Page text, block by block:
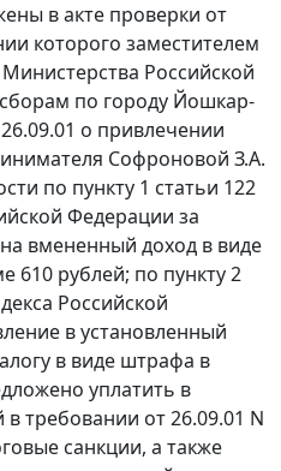
в акте проверки от
которого заместителем
Российской
по городу Йошкар-
о привлечении
Софроновой З.А.
по пункту 1 статьи 122
Федерации за
вмененный доход в виде
610 рублей; по пункту 2
Российской
в установленный
в виде штрафа в
уплатить в
требовании от 26.09.01 N
санкции, а также